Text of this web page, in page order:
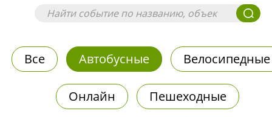
Все Автобусные Велосипедные
Онлайн Пешеходные